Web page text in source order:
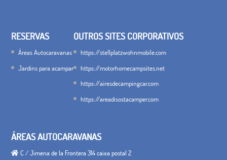
RESERVAS
Áreas Autocaravanas
Jardins para acampar
OUTROS SITES CORPORATIVOS
https://stellplatzwohnmobile.com
https://motorhomecampsites.net
https://airesdecampingcar.com
https://areadisostacamper.com
ÁREAS AUTOCARAVANAS
C / Jimena de la Frontera 314 caixa postal 2